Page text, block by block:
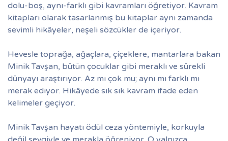
dolu-boş, aynı-farklı gibi kavramları öğretiyor. Kavram
kitapları olarak tasarlanmış bu kitaplar aynı zamanda
sevimli hikâyeler, neşeli sözcükler de içeriyor.
Hevesle toprağa, ağaçlara, çiçeklere, mantarlara bakan
Minik Tavşan, bütün çocuklar gibi meraklı ve sürekli
dünyayı araştırıyor. Az mı çok mu; aynı mı farklı mı
merak ediyor. Hikâyede sık sık kavram ifade eden
kelimeler geçiyor.
Minik Tavşan hayatı ödül ceza yöntemiyle, korkuyla